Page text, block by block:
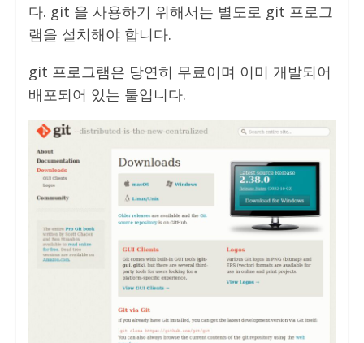
다. git 을 사용하기 위해서는 별도로 git 프로그
램을 설치해야 합니다.
git 프로그램은 당연히 무료이며 이미 개발되어
배포되어 있는 툴입니다.